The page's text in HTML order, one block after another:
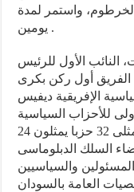
واستمر لمدة
يومين .
النائب الأول للرئيس
الفريق أول ركن بكرى
الإفريقية ديفيس
للأحزاب السياسية
الآسيوية “إيكاب” جى جيو مان، بجانب ممثلى 32 حزبا يمثلون 24
السلك الدبلوماسى
والسياسيين